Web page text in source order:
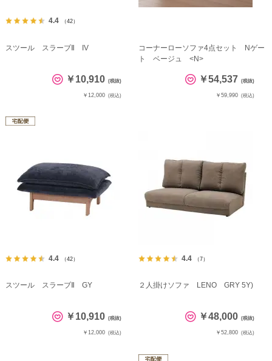
4.4 （42）
スツール スラーブⅡ IV
￥10,910 (税抜)
￥12,000 (税込)
コーナーローソファ4点セット Nゲー
ト ベージュ <N>
￥54,537 (税抜)
￥59,990 (税込)
4.4 （42）
スツール スラーブⅡ GY
￥10,910 (税抜)
￥12,000 (税込)
4.4 （7）
２人掛けソファ LENO GRY 5Y)
￥48,000 (税抜)
￥52,800 (税込)